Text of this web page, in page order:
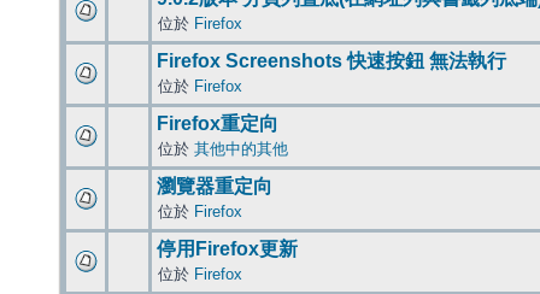
位於 Firefox
Firefox Screenshots 快速按鈕 無法執行
位於 Firefox
Firefox重定向
位於 其他中的其他
瀏覽器重定向
位於 Firefox
停用Firefox更新
位於 Firefox